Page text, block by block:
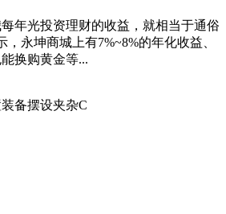
年光投资理财的收益，就相当于通俗
，永坤商城上有7%~8%的年化收益、
换购黄金等...
备摆设夹杂C